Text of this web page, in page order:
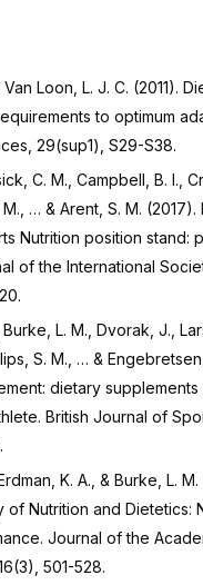
Van Loon, L. J. C. (2011).
to optimum
29(sup1), S29-S38.
C. M., Campbell, B. I.,
… & Arent, S. M. (2017).
Nutrition position stand:
of the International
L. M., Dvorak, J.,
S. M., … &
dietary
British Journal of
K. A., & Burke, L.
of Nutrition and Dietetics:
Journal of the
501-528.